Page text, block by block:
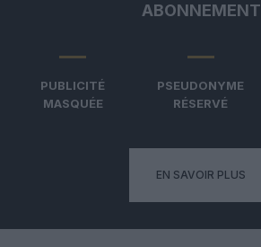
ABONNEMENT
PUBLICITÉ
MASQUÉE
PSEUDONYME
RÉSERVÉ
EN SAVOIR PLUS